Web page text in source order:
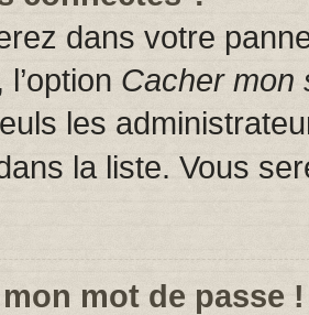
dans votre
Cacher mon
les
la liste. Vous
mot de passe !